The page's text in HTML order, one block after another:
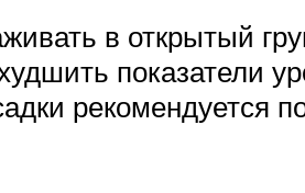
в открытый
показатели
рекомендуется